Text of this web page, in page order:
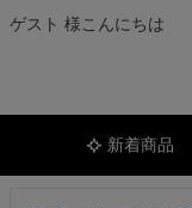
ゲスト 様こんにちは
新着商品